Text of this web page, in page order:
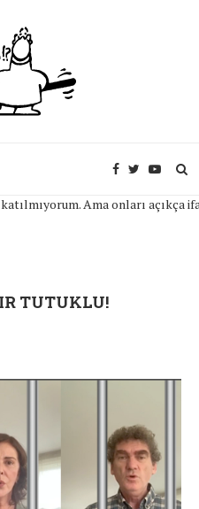
Ama onları açıkça ifade
TUTUKLU!